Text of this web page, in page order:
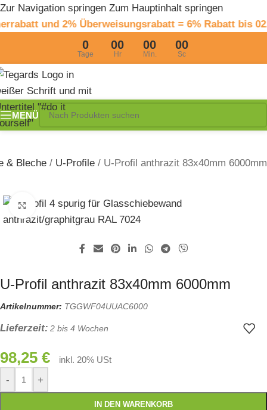
Zur Navigation springen Zum Hauptinhalt springen
und 2% Überweisungsrabatt = 6% Rabatt bis
0
Tage
00
Hr
00
Min.
00
Sc
MENÜ
& Bleche / U-Profile / U-Profil anthrazit 83x40mm 6000mm
Zum Vergrößern klicken
U-Profil anthrazit 83x40mm 6000mm
Artikelnummer: TGGWF04UUAC6000
Lieferzeit: 2 bis 4 Wochen
98,25 € inkl. 20% USt
- +
IN DEN WARENKORB